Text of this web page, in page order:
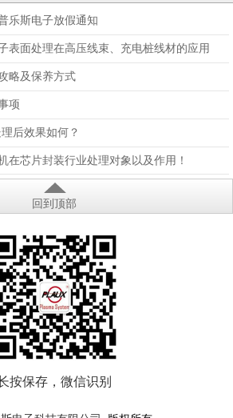
PM1000 PM-20LN
乐斯电子放假通知
表面处理在高压线束、充电桩线材的应用
略及保养方式
项
后效果如何？
在芯片封装行业处理对象以及作用！
回到顶部
按保存，微信识别